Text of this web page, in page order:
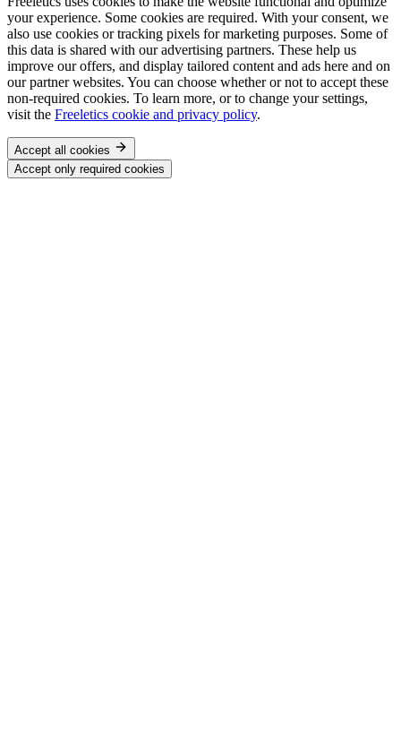
your experience. Some cookies are required. With your consent, we
also use cookies or tracking pixels for marketing purposes. Some of
this data is shared with our advertising partners. These help us
improve our offers, and display tailored content and ads here and on
our partner websites. You can choose whether or not to accept these
non-required cookies. To learn more, or to change your settings,
visit the Freeletics cookie and privacy policy.
Accept all cookies
Accept only required cookies